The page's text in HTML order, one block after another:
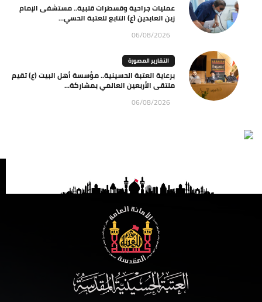
عمليات جراحية وقسطرات قلبية.. مستشفى الإمام
زين العابدين (ع) التابع للعتبة الحسي...
06/08/2026
التقارير المصورة
برعاية العتبة الحسينية.. مؤسسة أهل البيت (ع) تقيم
ملتقى الأربعين العالمي بمشاركة...
06/08/2026